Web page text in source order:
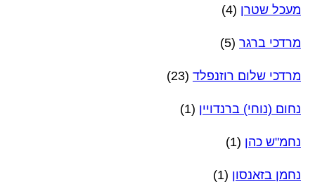
מעכל שטרן (4)
מרדכי ברגר (5)
מרדכי שלום רוזנפלד (23)
נחום (נוחי) ברנדויין (1)
נחמ"ש כהן (1)
נחמן בזאנסון (1)